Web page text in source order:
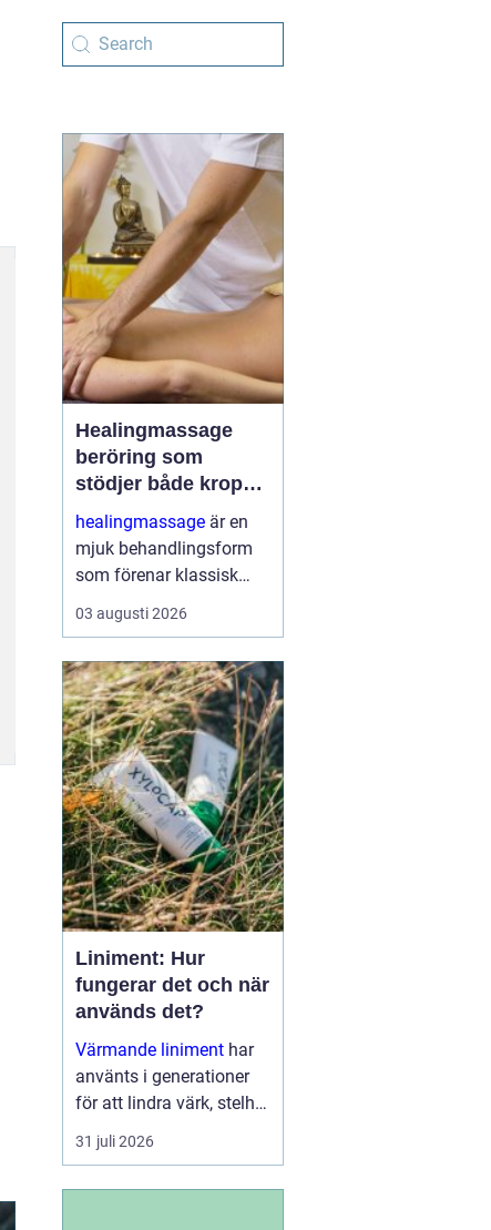
Healingmassage
beröring som
stödjer både kropp
och sinne
healingmassage är en
mjuk behandlingsform
som förenar klassisk
massage med
energibaserad healing.
avslappning, lösa upp
spänningar och stödja
kroppens egen förmåga
till åt...
03 augusti 2026
Liniment: Hur
fungerar det och när
används det?
Värmande liniment har
använts i generationer
för att lindra värk, stelhet
och trötta muskler. I dag
finns moderna, mer
31 juli 2026